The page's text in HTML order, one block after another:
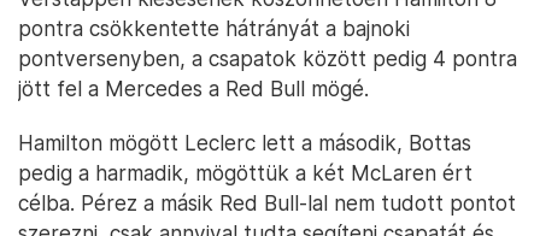
pontra csökkentette hátrányát a bajnoki
pontversenyben, a csapatok között pedig 4 pontra
jött fel a Mercedes a Red Bull mögé.
Hamilton mögött Leclerc lett a második, Bottas
pedig a harmadik, mögöttük a két McLaren ért
célba. Pérez a másik Red Bull-lal nem tudott pontot